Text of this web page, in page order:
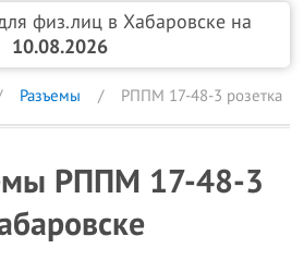
Контакты
физ.лиц в Хабаровске на
10.08.2026
Разъемы РППМ 17-48-3 розетка
РППМ 17-48-3